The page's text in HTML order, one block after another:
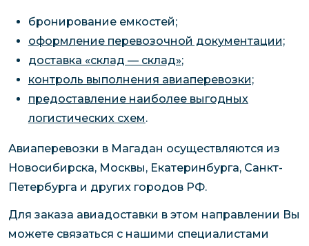
бронирование емкостей;
оформление перевозочной документации;
доставка «склад — склад»;
контроль выполнения авиаперевозки;
предоставление наиболее выгодных
логистических схем.
Авиаперевозки в Магадан осуществляются из
Новосибирска, Москвы, Екатеринбурга, Санкт-
Петербурга и других городов РФ.
Для заказа авиадоставки в этом направлении Вы
можете связаться с нашими специалистами